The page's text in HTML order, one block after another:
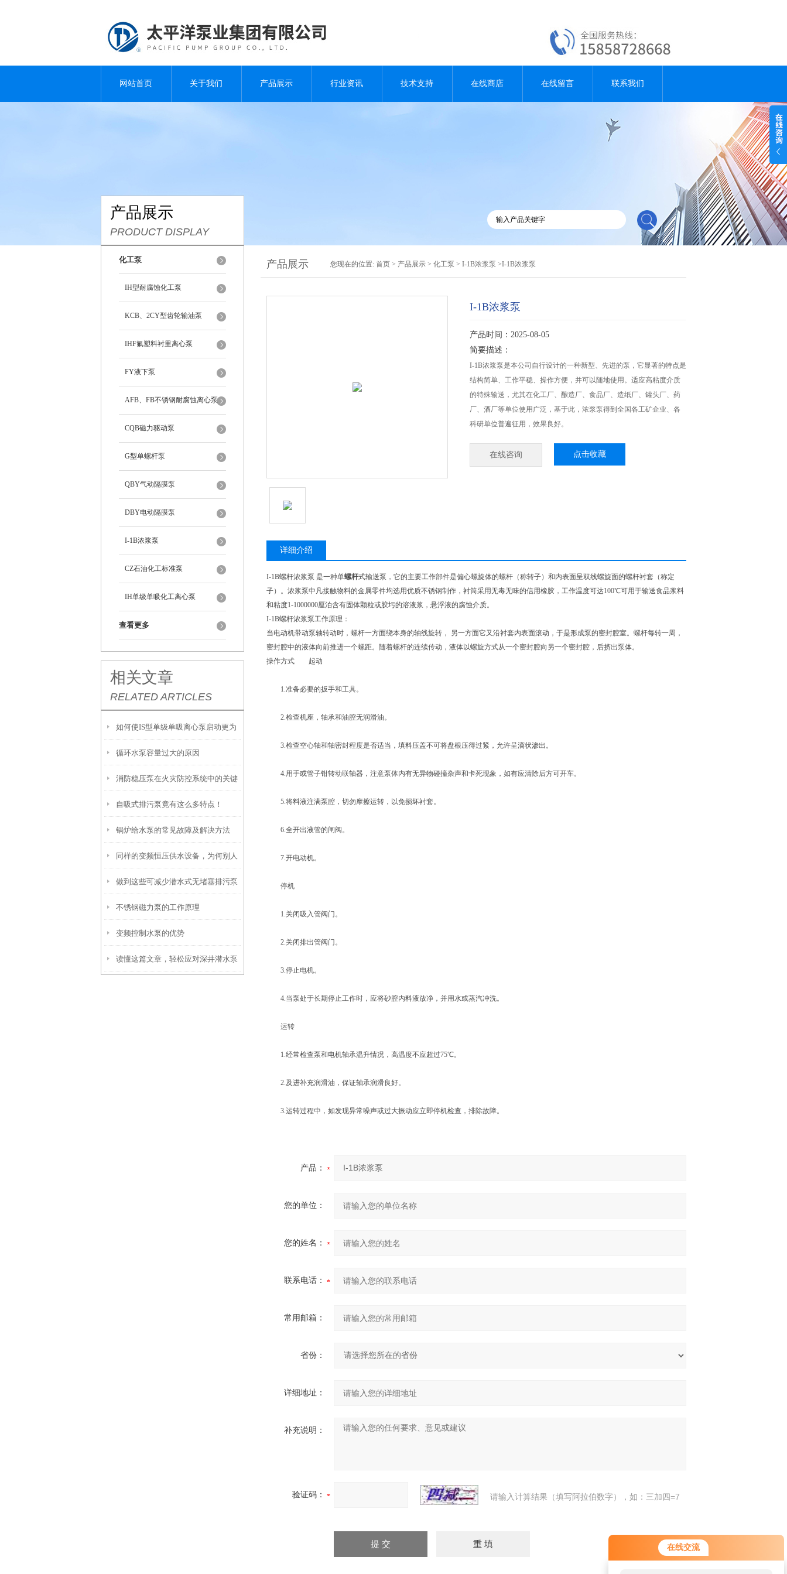
在线交流
网站首页 关于我们 产品展示 行业资讯 技术支持 在线商店 在线留言 联系我们
产品展示
PRODUCT DISPLAY
化工泵
IH型耐腐蚀化工泵
KCB、2CY型齿轮输油泵
IHF氟塑料衬里离心泵
FY液下泵
AFB、FB不锈钢耐腐蚀离心泵
CQB磁力驱动泵
G型单螺杆泵
QBY气动隔膜泵
DBY电动隔膜泵
I-1B浓浆泵
CZ石油化工标准泵
IH单级单吸化工离心泵
查看更多
相关文章
RELATED ARTICLES
如何使IS型单级单吸离心泵启动更为
安全可靠?
循环水泵容量过大的原因
消防稳压泵在火灾防控系统中的关键
作用与维护策略
自吸式排污泵竟有这么多特点！
锅炉给水泵的常见故障及解决方法
同样的变频恒压供水设备，为何别人
的使用寿命如此长？
做到这些可减少潜水式无堵塞排污泵
的故障发生！
不锈钢磁力泵的工作原理
变频控制水泵的优势
读懂这篇文章，轻松应对深井潜水泵
产品展示 您现在的位置: 首页 > 产品展示 > 化工泵 > I-1B浓浆泵 >I-1B浓浆泵
I-1B浓浆泵
产品时间：2025-08-05
简要描述：
I-1B浓浆泵是本公司自行设计的一种新型、先进的泵，它显著的特点是
结构简单、工作平稳、操作方便，并可以随地使用。适应高粘度介质
的特殊输送，尤其在化工厂、酿造厂、食品厂、造纸厂、罐头厂、药
厂、酒厂等单位使用广泛，基于此，浓浆泵得到全国各工矿企业、各
科研单位普遍征用，效果良好。
在线咨询 点击收藏
详细介绍
I-1B螺杆浓浆泵 是一种单螺杆式输送泵，它的主要工作部件是偏心螺旋体的螺杆（称转子）和内表面呈双线螺旋面的螺杆衬套（称定
子）。浓浆泵中凡接触物料的金属零件均选用优质不锈钢制作，衬筒采用无毒无味的信用橡胶，工作温度可达100℃可用于输送食品浆料
和粘度1-1000000厘泊含有固体颗粒或胶圬的溶液浆，悬浮液的腐蚀介质。
I-1B螺杆浓浆泵工作原理：
当电动机带动泵轴转动时，螺杆一方面绕本身的轴线旋转， 另一方面它又沿衬套内表面滚动，于是形成泵的密封腔室。螺杆每转一周，
密封腔中的液体向前推进一个螺距。随着螺杆的连续传动，液体以螺旋方式从一个密封腔向另一个密封腔，后挤出泵体。
操作方式 起动
1.准备必要的扳手和工具。
2.检查机座，轴承和油腔无润滑油。
3.检查空心轴和轴密封程度是否适当，填料压盖不可将盘根压得过紧，允许呈滴状渗出。
4.用手或管子钳转动联轴器，注意泵体内有无异物碰撞杂声和卡死现象，如有应清除后方可开车。
5.将料液注满泵腔，切勿摩擦运转，以免损坏衬套。
6.全开出液管的闸阀。
7.开电动机。
停机
1.关闭吸入管阀门。
2.关闭排出管阀门。
3.停止电机。
4.当泵处于长期停止工作时，应将砂腔内料液放净，并用水或蒸汽冲洗。
运转
1.经常检查泵和电机轴承温升情况，高温度不应超过75℃。
2.及进补充润滑油，保证轴承润滑良好。
3.运转过程中，如发现异常噪声或过大振动应立即停机检查，排除故障。
产品：
您的单位：
您的姓名：
联系电话：
常用邮箱：
省份：
详细地址：
补充说明：
验证码： 请输入计算结果（填写阿拉伯数字），如：三加四=7